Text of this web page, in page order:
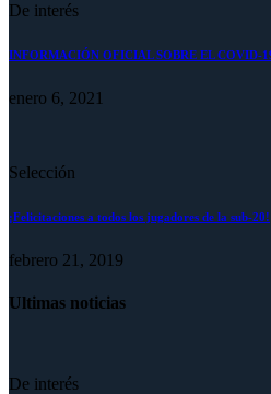
De interés
INFORMACIÓN OFICIAL SOBRE EL COVID-
enero 6, 2021
Selección
¡Felicitaciones a todos los jugadores de la sub-20!
febrero 21, 2019
Ultimas noticias
De interés